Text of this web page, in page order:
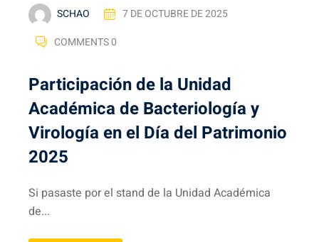
SCHAO
7 DE OCTUBRE DE 2025
COMMENTS 0
Participación de la Unidad
Académica de Bacteriología y
Virología en el Día del Patrimonio
2025
Si pasaste por el stand de la Unidad Académica
de...